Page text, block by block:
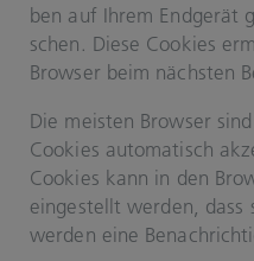
ben auf Ihrem End­ge­rät
schen. Diese Coo­kies
Brow­ser beim nächs­ten
Die meis­ten Brow­ser
Coo­kies au­to­ma­tisch
Coo­kies kann in den
ein­ge­stellt wer­den, dass
wer­den eine